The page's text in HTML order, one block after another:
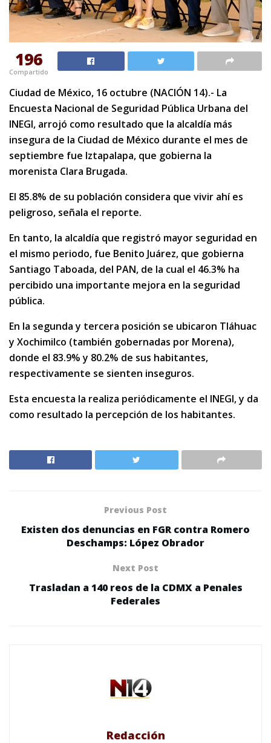
196
Compartido
Ciudad de México, 16 octubre (NACIÓN 14).- La
Encuesta Nacional de Seguridad Pública Urbana del
INEGI, arrojó como resultado que la alcaldía más
insegura de la Ciudad de México durante el mes de
septiembre fue Iztapalapa, que gobierna la
morenista Clara Brugada.
El 85.8% de su población considera que vivir ahí es
peligroso, señala el reporte.
En tanto, la alcaldía que registró mayor seguridad en
el mismo periodo, fue Benito Juárez, que gobierna
Santiago Taboada, del PAN, de la cual el 46.3% ha
percibido una importante mejora en la seguridad
pública.
En la segunda y tercera posición se ubicaron Tláhuac
y Xochimilco (también gobernadas por Morena),
donde el 83.9% y 80.2% de sus habitantes,
respectivamente se sienten inseguros.
Esta encuesta la realiza periódicamente el INEGI, y da
como resultado la percepción de los habitantes.
Previous Post
Existen dos denuncias en FGR contra Romero
Deschamps: López Obrador
Next Post
Trasladan a 140 reos de la CDMX a Penales
Federales
Redacción